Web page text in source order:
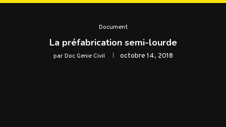
Document
La préfabrication semi-lourde
parDoc Genie Civil octobre 14, 2018